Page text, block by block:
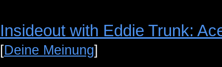
Insideout with Eddie Trunk:
[Deine Meinung]